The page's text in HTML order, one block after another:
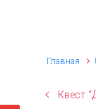
Главная
Квест